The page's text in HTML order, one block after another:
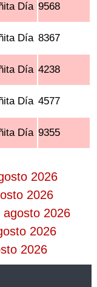
Día 9568
Día 8367
Día 4238
Día 4577
Día 9355
2026
2026
2026
2026
2026